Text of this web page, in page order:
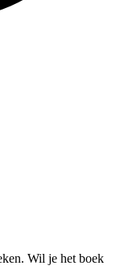
Wil je het boek